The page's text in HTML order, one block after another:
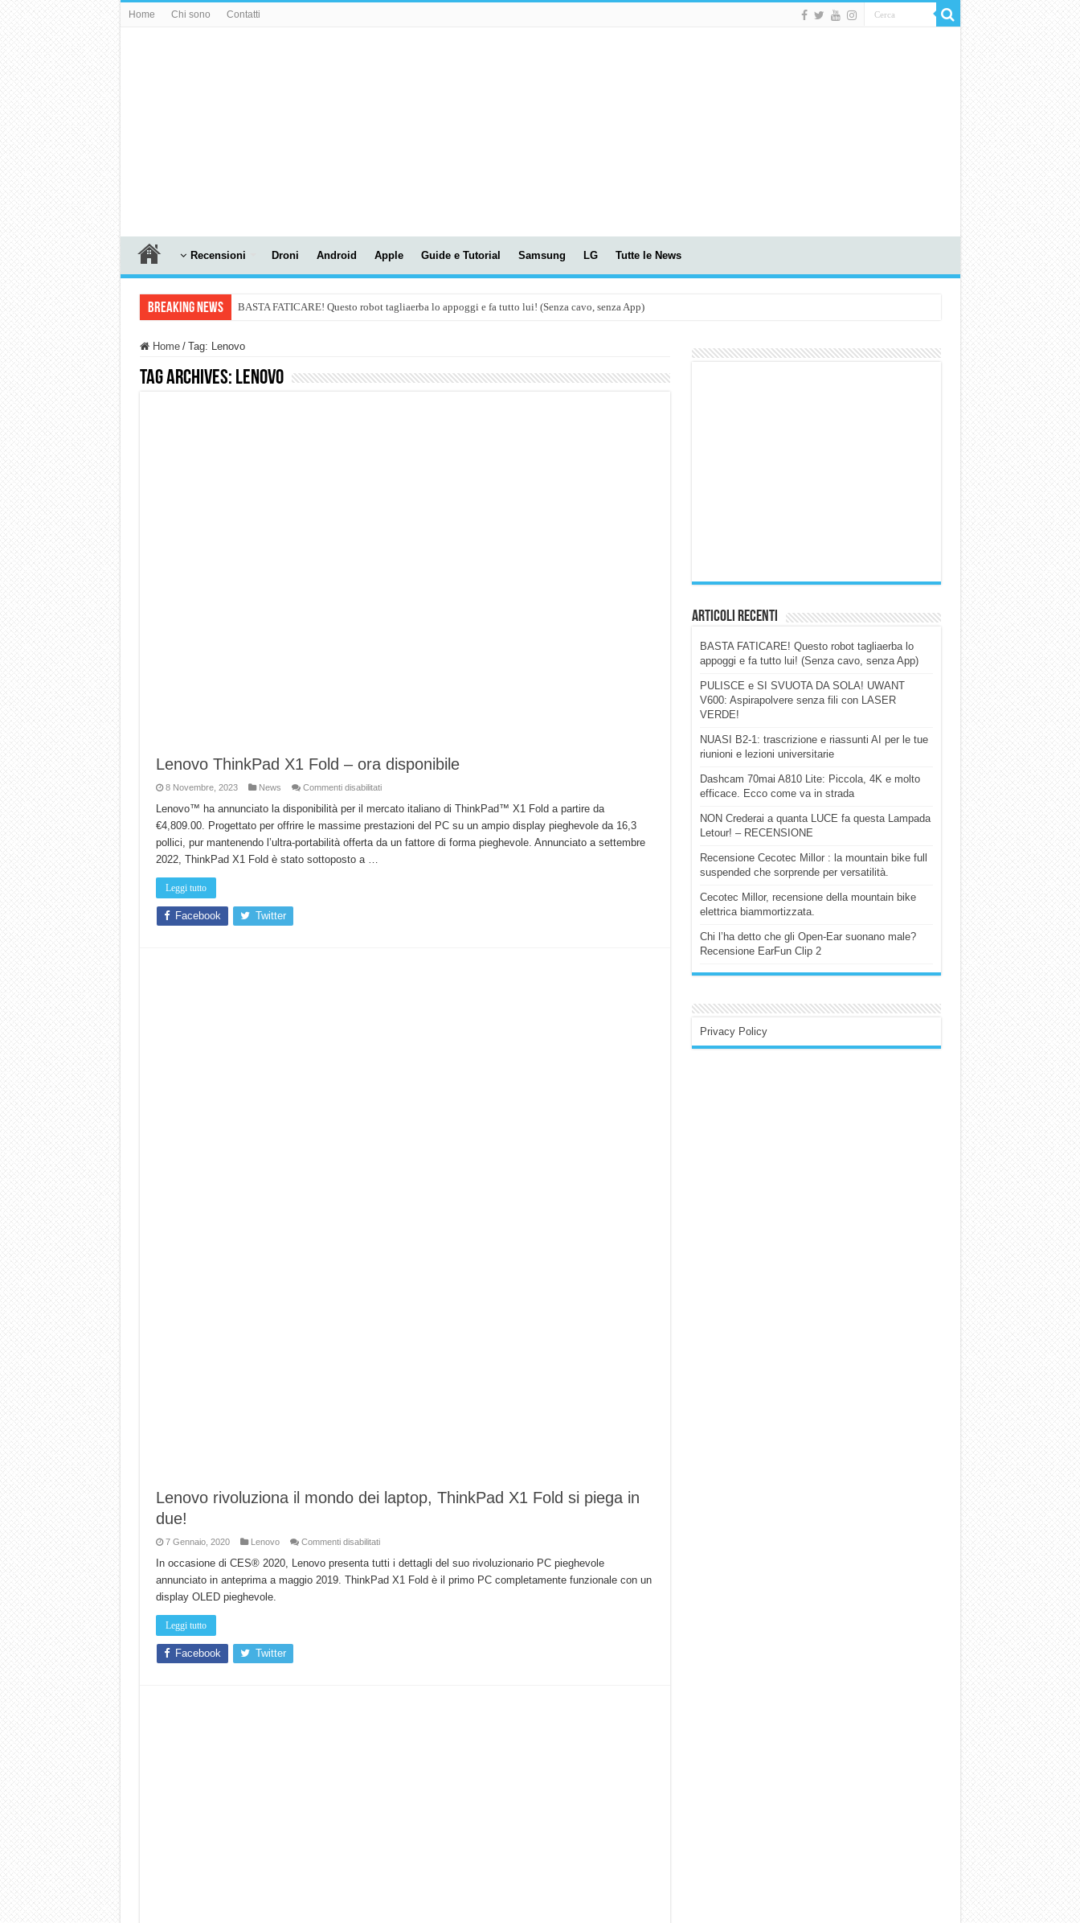
Home Chi sono Contatti
Recensioni Droni Android Apple Guide e Tutorial Samsung LG Tutte le News
Breaking News BASTA FATICARE! Questo robot tagliaerba lo appoggi e fa tutto lui! (Senza cavo, senza App)
Dashcam 70mai A810 Lite: Piccola, 4K e molto efficace. Ecco come va in strada
Home / Tag: Lenovo
Tag Archives: Lenovo
Lenovo ThinkPad X1 Fold – ora disponibile
8 Novembre, 2023 News Commenti disabilitatisu
ThinkPad
X1
Fold
ora
Lenovo™ ha annunciato la disponibilità per il mercato italiano di ThinkPad™ X1 Fold a partire da
€4,809.00. Progettato per offrire le massime prestazioni del PC su un ampio display pieghevole da 16,3
pollici, pur mantenendo l’ultra-portabilità offerta da un fattore di forma pieghevole. Annunciato a settembre
2022, ThinkPad X1 Fold è stato sottoposto a …
Leggi tutto
Facebook Twitter
Lenovo rivoluziona il mondo dei laptop, ThinkPad X1 Fold si piega in
due!
7 Gennaio, 2020 Lenovo Commenti disabilitatisu
rivoluziona
il
mondo
In occasione di CES® 2020, Lenovo presenta tutti i dettagli del suo rivoluzionario PC pieghevole
annunciato in anteprima a maggio 2019. ThinkPad X1 Fold è il primo PC completamente funzionale con un
display OLED pieghevole.
Leggi tutto
Facebook Twitter
Articoli Recenti
BASTA FATICARE! Questo robot tagliaerba lo
appoggi e fa tutto lui! (Senza cavo, senza App)
PULISCE e SI SVUOTA DA SOLA! UWANT
V600: Aspirapolvere senza fili con LASER
VERDE!
NUASI B2-1: trascrizione e riassunti AI per le tue
riunioni e lezioni universitarie
Dashcam 70mai A810 Lite: Piccola, 4K e molto
efficace. Ecco come va in strada
NON Crederai a quanta LUCE fa questa Lampada
Letour! – RECENSIONE
Recensione Cecotec Millor : la mountain bike full
suspended che sorprende per versatilità.
Cecotec Millor, recensione della mountain bike
elettrica biammortizzata.
Chi l’ha detto che gli Open-Ear suonano male?
Recensione EarFun Clip 2
Privacy Policy